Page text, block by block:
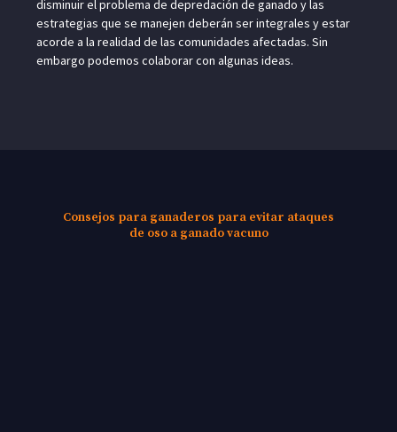
disminuir el problema de depredación de ganado y las
estrategias que se manejen deberán ser integrales y estar
acorde a la realidad de las comunidades afectadas. Sin
embargo podemos colaborar con algunas ideas.
Consejos para ganaderos para evitar ataques
de oso a ganado vacuno